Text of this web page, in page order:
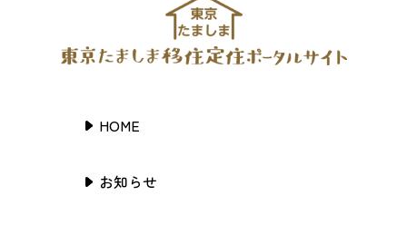
HOME
お知らせ